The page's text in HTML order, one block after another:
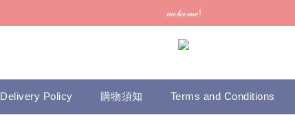
訂單可供取貨/發貨後會發出電郵通知，請填妥正確資料 (*通知
𝓌ℯ𝓁𝒸ℴ𝓂ℯ!
訂單可供取貨/發貨後會發出電郵通知，請填妥正確資料 (*通知
Delivery Policy 購物須知 Terms and Conditions